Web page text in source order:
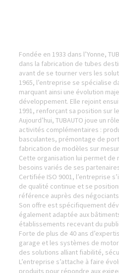
Fondée en 1933 dans l’Yonne,
dans la fabrication de tubes
avant de se tourner vers les
1965, l’entreprise se spécialise
marquant ainsi une évolution
développement. Elle rejoint
1991, renforçant sa position sur
Aujourd’hui, TUBAUTO joue un
activités complémentaires :
basculantes, prémontage de
fabrication de modèles sur
Cette organisation lui permet de
besoins variés de ses
Certifiée ISO 9001, l’entreprise
de qualité continue et se
référence auprès des
Son offre est spécifiquement
également adaptée aux
établissements recevant du
Forte de plus de 40 ans
garage et les systèmes de
des solutions alliant fiabilité,
L’entreprise s’attache à faire
produits pour répondre aux